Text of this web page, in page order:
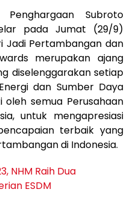
Penghargaan Subroto
pada Jumat (29/9)
Jadi Pertambangan dan
merupakan ajang
diselenggarakan setiap
dan Sumber Daya
oleh semua Perusahaan
untuk mengapresiasi
terbaik yang
di Indonesia.
NHM Raih Dua
ESDM